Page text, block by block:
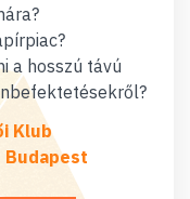
a hosszú távú
Klub